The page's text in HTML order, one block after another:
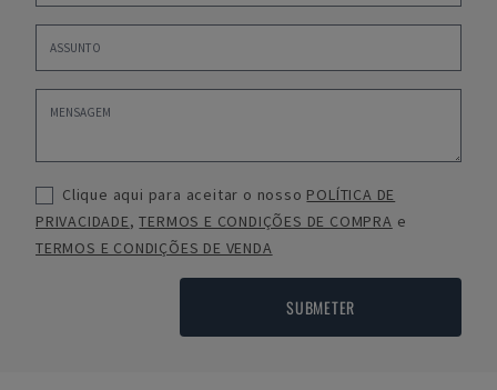
Clique aqui para aceitar o nosso POLÍTICA DE
PRIVACIDADE,TERMOS E CONDIÇÕES DE COMPRA e
TERMOS E CONDIÇÕES DE VENDA
SUBMETER